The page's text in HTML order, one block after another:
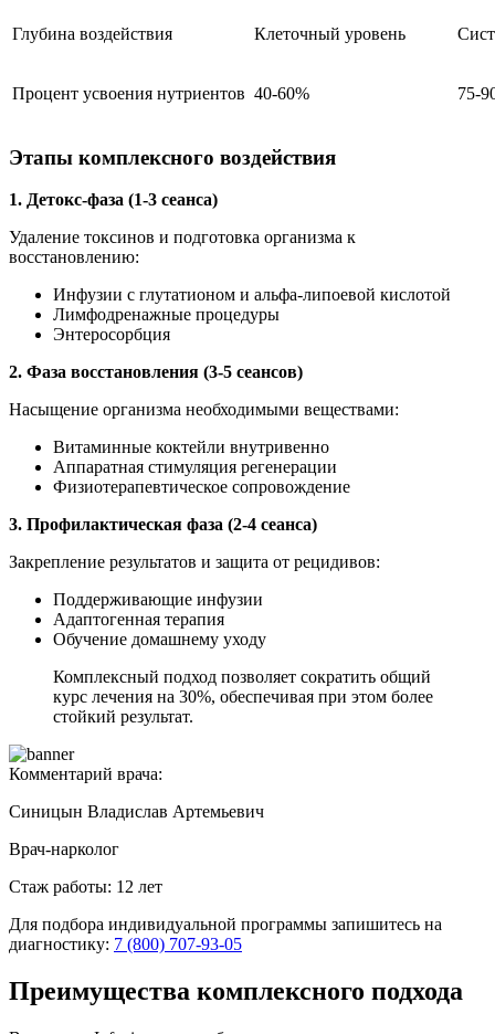
Глубина воздействия Клеточный уровень
Процент усвоения нутриентов 40-60% 75-
Этапы комплексного воздействия
1. Детокс-фаза (1-3 сеанса)
Удаление токсинов и подготовка организма к
восстановлению:
Инфузии с глутатионом и альфа-липоевой кислотой
Лимфодренажные процедуры
Энтеросорбция
2. Фаза восстановления (3-5 сеансов)
Насыщение организма необходимыми веществами:
Витаминные коктейли внутривенно
Аппаратная стимуляция регенерации
Физиотерапевтическое сопровождение
3. Профилактическая фаза (2-4 сеанса)
Закрепление результатов и защита от рецидивов:
Поддерживающие инфузии
Адаптогенная терапия
Обучение домашнему уходу
Комплексный подход позволяет сократить общий
курс лечения на 30%, обеспечивая при этом более
стойкий результат.
Комментарий врача:
Синицын Владислав Артемьевич
Врач-нарколог
Стаж работы: 12 лет
Для подбора индивидуальной программы запишитесь на
диагностику: 7 (800) 707-93-05
Преимущества комплексного подхода